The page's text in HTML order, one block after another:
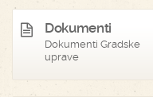
Dokumenti
Dokumenti Gradske
uprave